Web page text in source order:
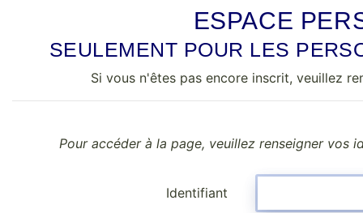
ESPACE
SEULEMENT POUR LES
Si vous n'êtes pas encore inscrit, veuillez
Pour accéder à la page, veuillez renseigner vos
Identifiant